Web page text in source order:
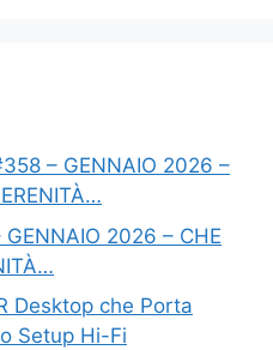
– GENNAIO 2026 –
GENNAIO 2026 – CHE
Desktop che Porta
Setup Hi-Fi